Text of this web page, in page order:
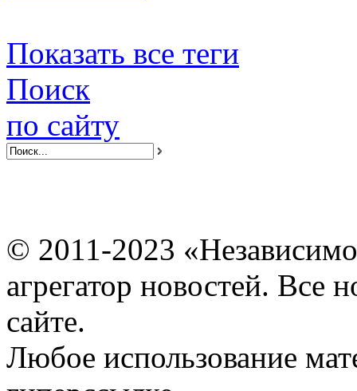
Показать все теги
Поиск
по сайту
© 2011-2023
агрегатор новостей. Все
сайте.
Любое использование